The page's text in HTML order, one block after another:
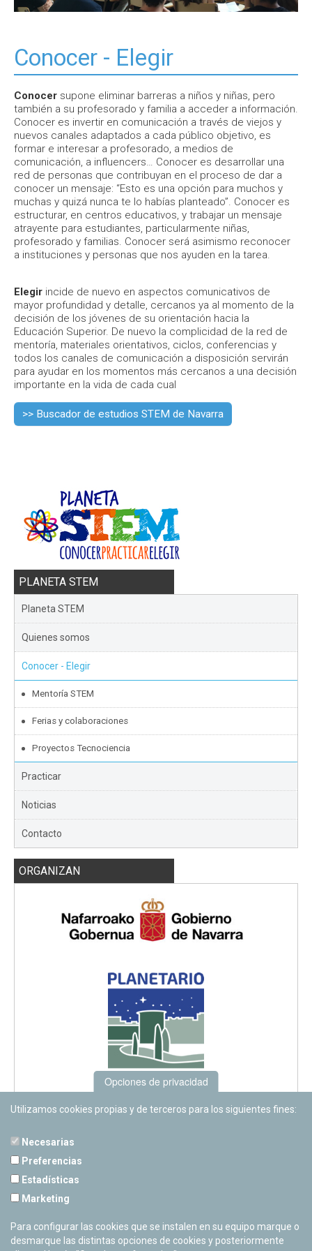
Conocer - Elegir
Conocer supone eliminar barreras a niños y niñas, pero
también a su profesorado y familia a acceder a información.
Conocer es invertir en comunicación a través de viejos y
nuevos canales adaptados a cada público objetivo, es
formar e interesar a profesorado, a medios de
comunicación, a influencers… Conocer es desarrollar una
red de personas que contribuyan en el proceso de dar a
conocer un mensaje: “Esto es una opción para muchos y
muchas y quizá nunca te lo habías planteado”. Conocer es
estructurar, en centros educativos, y trabajar un mensaje
atrayente para estudiantes, particularmente niñas,
profesorado y familias. Conocer será asimismo reconocer
a instituciones y personas que nos ayuden en la tarea.
Elegir incide de nuevo en aspectos comunicativos de
mayor profundidad y detalle, cercanos ya al momento de la
decisión de los jóvenes de su orientación hacia la
Educación Superior. De nuevo la complicidad de la red de
mentoría, materiales orientativos, ciclos, conferencias y
todos los canales de comunicación a disposición servirán
para ayudar en los momentos más cercanos a una decisión
importante en la vida de cada cual
>> Buscador de estudios STEM de Navarra
PLANETA STEM
Planeta STEM
Quienes somos
Conocer - Elegir
Mentoría STEM
Ferias y colaboraciones
Proyectos Tecnociencia
Practicar
Noticias
Contacto
ORGANIZAN
Cerrado Temporalmente
Opciones de privacidad
Utilizamos cookies propias y de terceros para los siguientes fines:
Necesarias
Preferencias
Estadísticas
Marketing
Para configurar las cookies que se instalen en su equipo marque o
desmarque las distintas opciones de cookies y posteriormente